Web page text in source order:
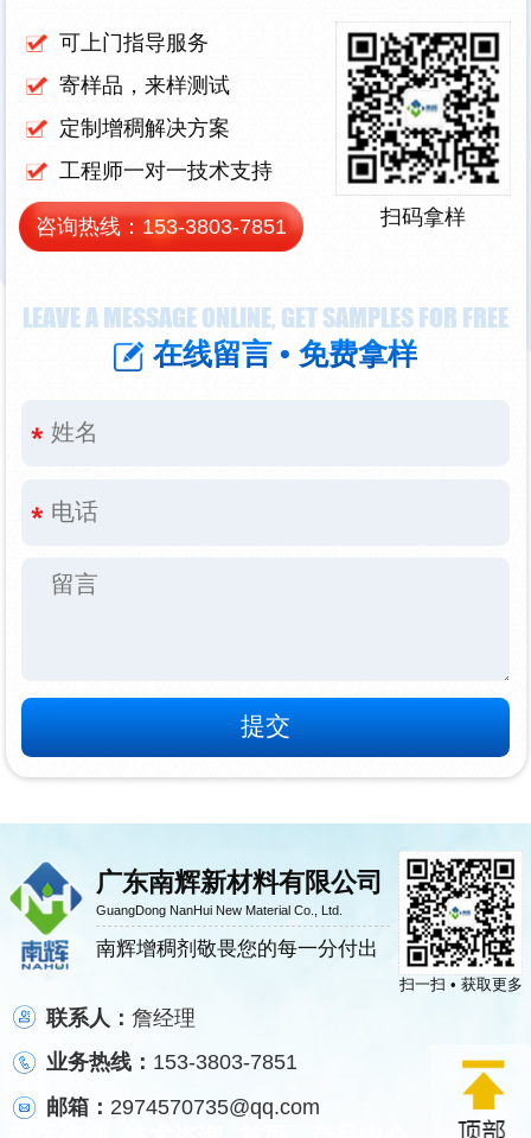
LEAVE A MESSAGE ONLINE, GET SAMPLES FOR FREE
在线留言 • 免费拿样
可上门指导服务
寄样品，来样测试
定制增稠解决方案
工程师一对一技术支持
咨询热线： 153-3803-7851 扫码拿样
广东南辉新材料有限公司
GuangDong NanHui New Material Co., Ltd.
南辉增稠剂敬畏您的每一分付出
扫一扫 • 获取更多
联系人：詹经理
业务热线： 153-3803-7851
邮箱： 2974570735@qq.com